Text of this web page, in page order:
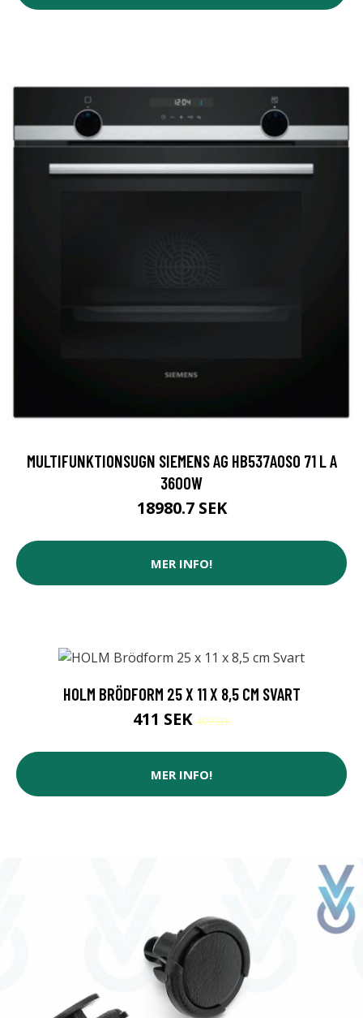
MULTIFUNKTIONSUGN SIEMENS AG HB537A0S0 71 L A
3600W
18980.7 SEK
MER INFO!
HOLM BRÖDFORM 25 X 11 X 8,5 CM SVART
411 SEK499 SEK
MER INFO!